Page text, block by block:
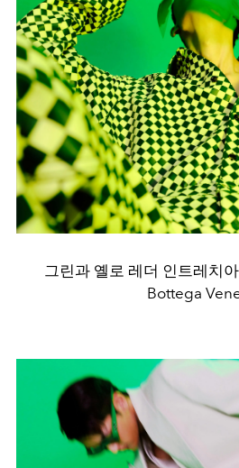
그린과 옐로 레더 인트레치
Bottega